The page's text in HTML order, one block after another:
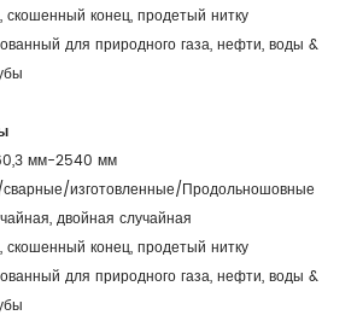
скошенный конец, продетый нитку
для природного газа, нефти, воды &
мм-2540 мм
изготовленные/Продольношовные
двойная случайная
скошенный конец, продетый нитку
для природного газа, нефти, воды &